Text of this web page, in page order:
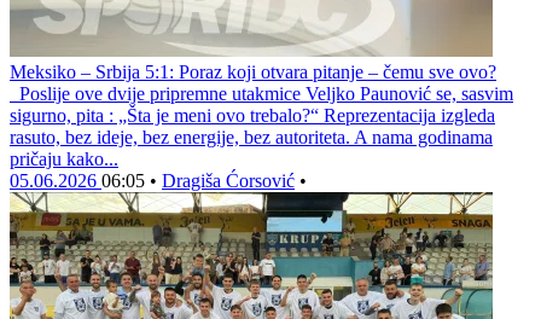
Meksiko – Srbija 5:1: Poraz koji otvara pitanje – čemu sve ovo?
Poslije ove dvije pripremne utakmice Veljko Paunović se, sasvim
sigurno, pita : „Šta je meni ovo trebalo?“ Reprezentacija izgleda
rasuto, bez ideje, bez energije, bez autoriteta. A nama godinama
pričaju kako...
05.06.2026 06:05 • Dragiša Ćorsović •